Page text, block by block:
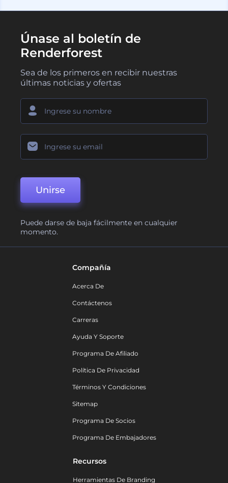
Únase al boletín de
Renderforest
Sea de los primeros en recibir nuestras
últimas noticias y ofertas
Unirse
Puede darse de baja fácilmente en cualquier
momento.
Compañía
Acerca De
Contáctenos
Carreras
Ayuda Y Soporte
Programa De Afiliado
Política De Privacidad
Términos Y Condiciones
Sitemap
Programa De Socios
Programa De Embajadores
Recursos
Herramientas De Branding